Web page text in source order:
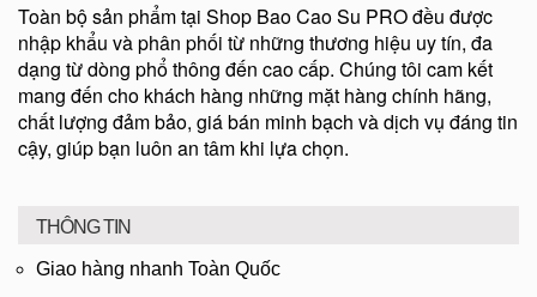
Toàn bộ sản phẩm tại Shop Bao Cao Su PRO đều được
nhập khẩu và phân phối từ những thương hiệu uy tín, đa
dạng từ dòng phổ thông đến cao cấp. Chúng tôi cam kết
mang đến cho khách hàng những mặt hàng chính hãng,
chất lượng đảm bảo, giá bán minh bạch và dịch vụ đáng tin
cậy, giúp bạn luôn an tâm khi lựa chọn.
THÔNG TIN
Giao hàng nhanh Toàn Quốc